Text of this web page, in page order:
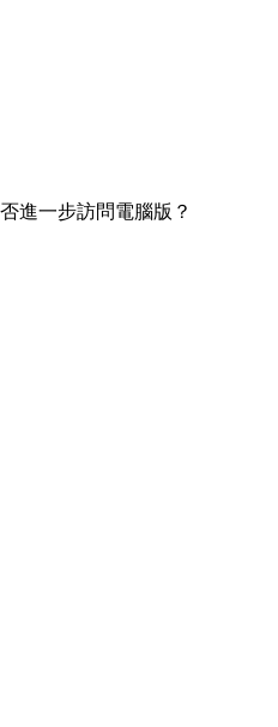
進一步訪問電腦版？